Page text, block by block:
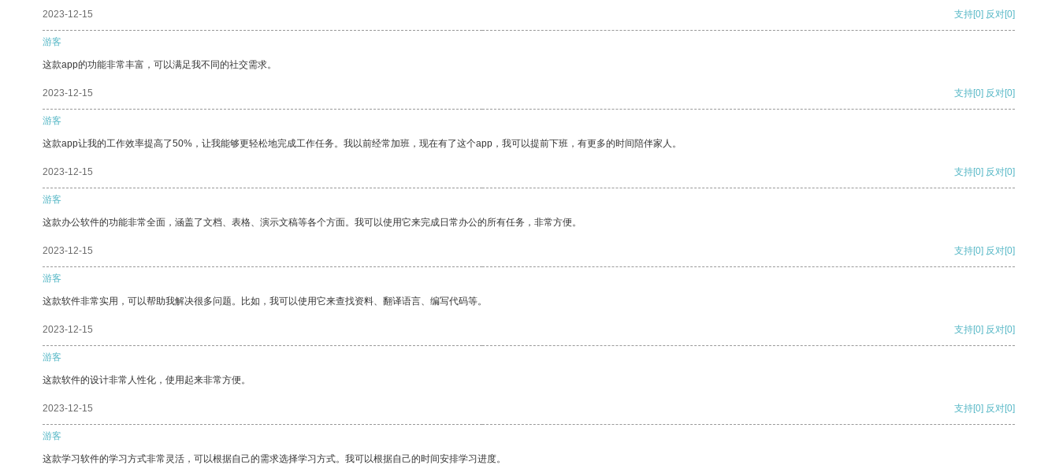
2023-12-15 支持[0] 反对[0]
游客
这款app的功能非常丰富，可以满足我不同的社交需求。
2023-12-15 支持[0] 反对[0]
游客
这款app让我的工作效率提高了50%，让我能够更轻松地完成工作任务。我以前经常加班，现在有了这个app，我可以提前下班，有更多的时间陪伴家人。
2023-12-15 支持[0] 反对[0]
游客
这款办公软件的功能非常全面，涵盖了文档、表格、演示文稿等各个方面。我可以使用它来完成日常办公的所有任务，非常方便。
2023-12-15 支持[0] 反对[0]
游客
这款软件非常实用，可以帮助我解决很多问题。比如，我可以使用它来查找资料、翻译语言、编写代码等。
2023-12-15 支持[0] 反对[0]
游客
这款软件的设计非常人性化，使用起来非常方便。
2023-12-15 支持[0] 反对[0]
游客
这款学习软件的学习方式非常灵活，可以根据自己的需求选择学习方式。我可以根据自己的时间安排学习进度。